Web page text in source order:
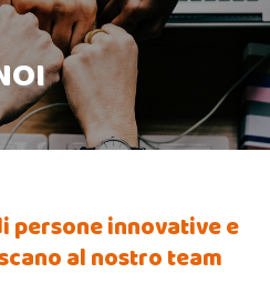
persone innovative e
al nostro team